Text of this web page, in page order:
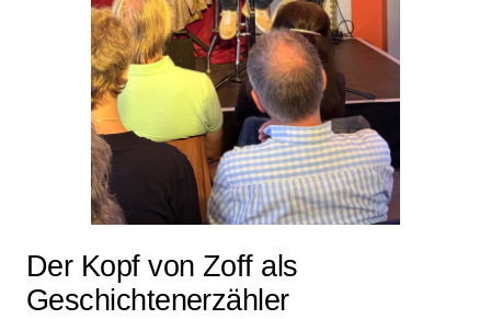
Der Kopf von Zoff als
Geschichtenerzähler